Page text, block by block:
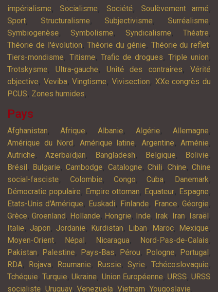
impérialisme,Socialisme, Société, Soulèvement armé,
Sport, Structuralisme,Subjectivisme,Surréalisme,
Symbiogenèse,Symbolisme, Syndicalisme,Théatre,
Théorie de l'évolution,Théorie du génie, Théorie du reflet,
Tiers-mondisme, Titisme,Trafic de drogues,Triple union,
Trotskysme,Ultra-gauche, Unité des contraires,Vérité
objective, Veviba,Vingtisme,Vivisection, XXe congrès du
PCUS, Zones humides,
Pays
Afghanistan, Afrique, Albanie, Algérie, Allemagne,
Amérique du Nord , Amérique latine, Argentine, Arménie,
Autriche, Azerbaïdjan, Bangladesh, Belgique, Bolivie,
Brésil , Bulgarie, Cambodge, Catalogne, Chili, Chine, Chine
social-fasciste, Colombie, Congo,Cuba, Danemark,
Démocratie populaire, Empire ottoman, Equateur, Espagne,
Etats-Unis d'Amérique, Euskadi, Finlande, France,Géorgie,
Grèce, Groenland , Hollande, Hongrie, Inde, Irak, Iran, Israël ,
Italie, Japon, Jordanie, Kurdistan, Liban, Maroc, Mexique,
Moyen-Orient, Népal , Nicaragua, Nord-Pas-de-Calais,
Pakistan, Palestine, Pays-Bas, Pérou, Pologne, Portugal ,
RDA, Rojava, Roumanie, Russie, Syrie, Tchécoslovaquie,
Tchéquie,Turquie,Ukraine, Union Européenne, URSS,URSS
socialiste, Uruguay, Venezuela, Vietnam, Yougoslavie,